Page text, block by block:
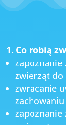
1. Co robią
zapoznanie
zwierząt do
zwracanie
zapoznanie